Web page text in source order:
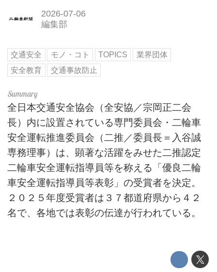
2026-07-06
編集部
交通安全 モノ・コト TOPICS
業界団体
安全教育
交通事故防止
全日本交通安全協会（全安協／宗岡正二会
長）内に設置されている専門委員会・二輪車
安全運転推進委員会（二推／委員長＝入谷誠
専務理事）は、顕著な活躍をみせた二推認定
二輪車安全運転指導員等を称える「優良二輪
車安全運転指導員等表彰」の受賞者を決定。
２０２５年度受賞者は３７都道府県から４２
名で、各地では表彰の伝達が行われている。